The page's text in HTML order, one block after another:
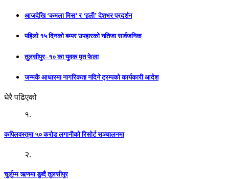
आजदेखि ‘कमला मिस’ र ‘हली’ देशभर प्रदर्शन
पहिलो १५ दिनको बम्पर उपहारको नतिजा सार्वजनिक
तुलसीपुर–१० का युवक मृत फेला
जन्मकै आधारमा नागरिकता नदिने ट्रम्पको कार्यकारी आदेश
धेरै पढिएको
१.
कपिलवस्तुमा ५० करोड लगानीको रिसोर्ट सञ्चालनमा
२.
चुर्लुम्म ऋणमा डुब्दै तुलसीपुर